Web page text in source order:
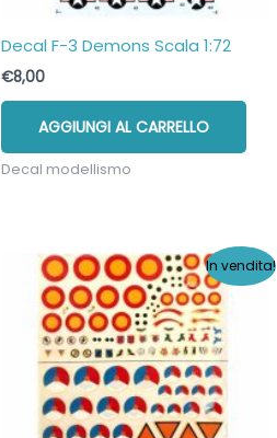
Decal F-3 Demons Scala 1:72
€8,00
AGGIUNGI AL CARRELLO
Decal modellismo
In vendita!